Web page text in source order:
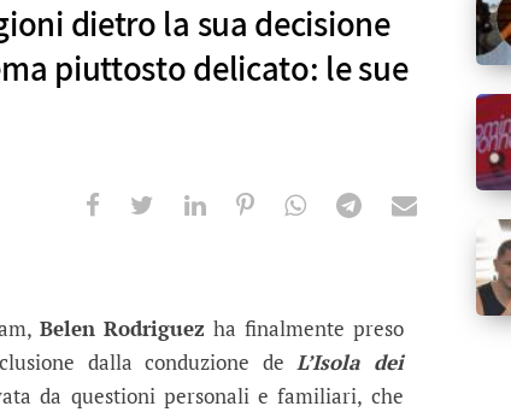
dietro la sua decisione
piuttosto delicato: le sue
Rodriguez svela il vero
la sua decisione e fa riferimento ad un tema
Belen Rodriguez ha finalmente preso
dalla conduzione deL’Isola dei
da questioni personali e familiari, che